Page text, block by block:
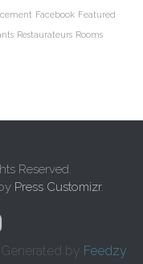
Facebook Featured
Restaurateurs Rooms
Reserved.
Press Customizr.
Generated by Feedzy